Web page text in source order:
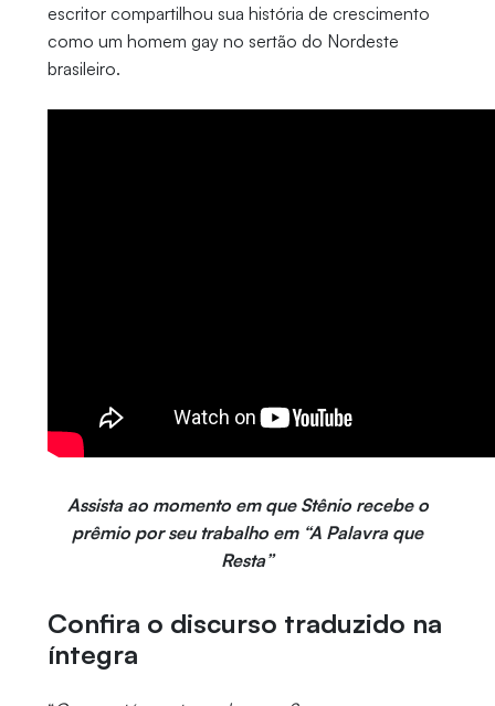
escritor compartilhou sua história de crescimento
como um homem gay no sertão do Nordeste
brasileiro.
Assista ao momento em que Stênio recebe o
prêmio por seu trabalho em “A Palavra que
Resta”
Confira o discurso traduzido na
íntegra